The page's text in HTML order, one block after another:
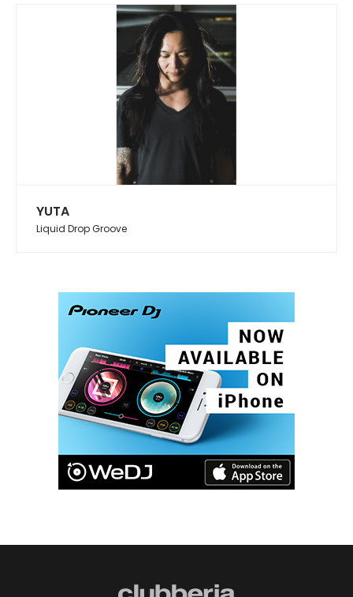
YUTA
Liquid Drop Groove